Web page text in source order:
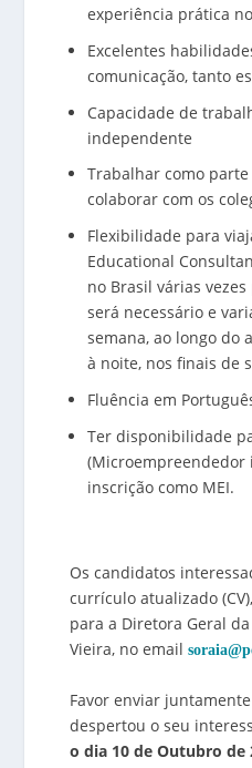
experiência prática
Excelentes
comunicação, tanto
Capacidade de
independente
Trabalhar como
colaborar com os
Flexibilidade para
Educational
no Brasil várias
será necessário e
semana, ao longo do
à noite, nos finais de
Fluência em
Ter disponibilidade
inscrição como MEI.
Os candidatos
currículo atualizado
para a Diretora Geral
Vieira, no email
Favor enviar
despertou o seu
o dia 10 de Outubro de